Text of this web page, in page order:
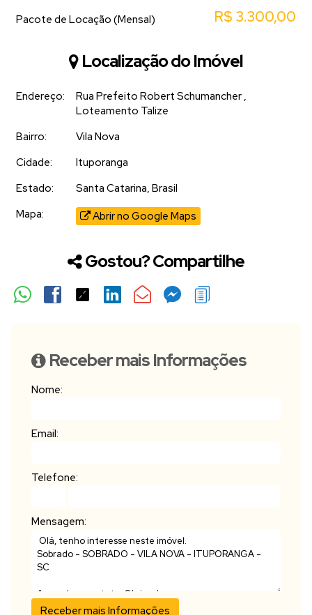
R$ 3.300,00
Pacote de Locação (Mensal)
Localização do Imóvel
Endereço: Rua Prefeito Robert Schumancher ,
Loteamento Talize
Bairro:
Vila Nova
Cidade:
Ituporanga
Estado:
Santa Catarina, Brasil
Mapa:
Abrir no Google Maps
Gostou? Compartilhe
Receber mais Informações
Nome:
Email:
Telefone:
Mensagem: